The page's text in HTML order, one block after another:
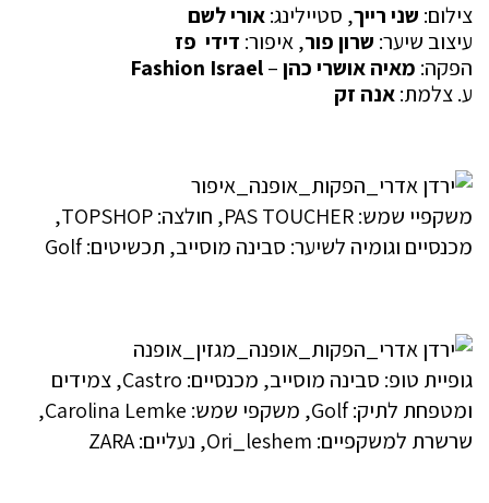
צילום: שני רייך, סטיילינג:אורי לשם
עיצוב שיער: שרון פור, איפור: דידי פז
הפקה: מאיה אושרי כהן–
ע. צלמת:אנה זק
משקפיי שמש: PAS TOUCHER, חולצה: TOPSHOP,
מכנסיים וגומיה לשיער: סבינה מוסייב, תכשיטים: Golf
גופיית טופ: סבינה מוסייב, מכנסיים: Castro, צמידים
ומטפחת לתיק: Golf, משקפי שמש: Carolina Lemke,
שרשרת למשקפיים: Ori_leshem, נעליים: ZARA